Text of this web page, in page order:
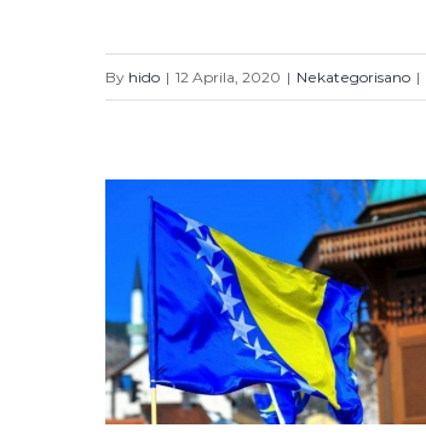
Sretan Uskrs!
By hido | 12 Aprila, 2020 | Nekategorisano |